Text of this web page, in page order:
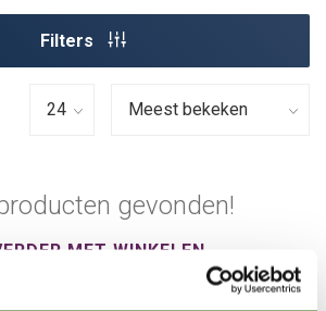
Filters
gevonden!
MET WINKELEN